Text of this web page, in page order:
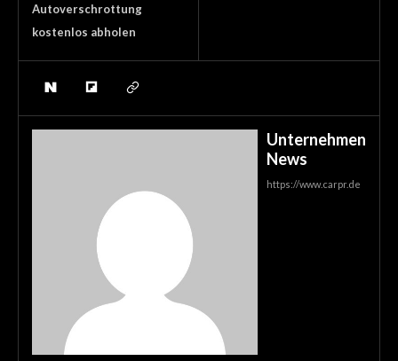
Autoverschrottung
kostenlos abholen
Unternehmen
News
https://www.carpr.de